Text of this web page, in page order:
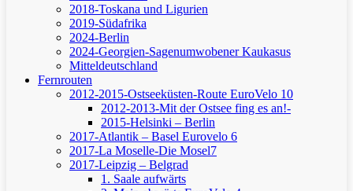
2018-Toskana und Ligurien
2019-Südafrika
2024-Berlin
2024-Georgien-Sagenumwobener Kaukasus
Mitteldeutschland
Fernrouten
2012-2015-Ostseeküsten-Route EuroVelo 10
2012-2013-Mit der Ostsee fing es an!-
2015-Helsinki – Berlin
2017-Atlantik – Basel Eurovelo 6
2017-La Moselle-Die Mosel7
2017-Leipzig – Belgrad
1. Saale aufwärts